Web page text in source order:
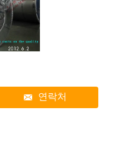
연락처